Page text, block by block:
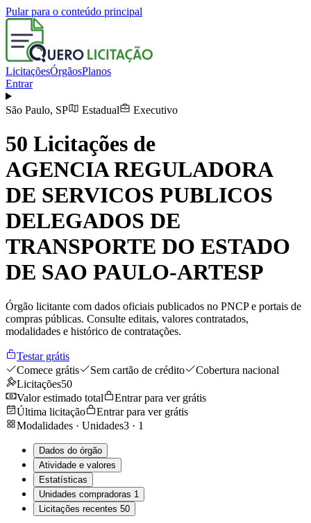
Pular para o conteúdo principal
LicitaçõesÓrgãosPlanos
Entrar
São Paulo, SP Estadual Executivo
50 Licitações de
AGENCIA REGULADORA
DE SERVICOS PUBLICOS
DELEGADOS DE
TRANSPORTE DO ESTADO
DE SAO PAULO-ARTESP
Órgão licitante com dados oficiais publicados no PNCP e portais de
compras públicas. Consulte editais, valores contratados,
modalidades e histórico de contratações.
Testar grátis
Comece grátis
Sem cartão de crédito
Cobertura nacional
Licitações50
Valor estimado total
Entrar para ver grátis
Última licitação
Entrar para ver grátis
Modalidades · Unidades3 · 1
Dados do órgão
Atividade e valores
Estatísticas
Unidades compradoras 1
Licitações recentes 50